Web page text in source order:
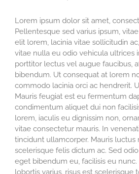
Lorem ipsum dolor sit amet,
Pellentesque sed varius ipsum,
elit lorem, lacinia vitae sollicitudin
vitae nulla eu odio vehicula ultrices
porttitor lectus vel augue faucibus,
bibendum. Ut consequat at lorem
commodo lacinia orci ac hendrerit.
Mauris feugiat est eu fermentum
condimentum aliquet dui non
lorem, iaculis eu dignissim non,
vitae consectetur mauris. In
tincidunt ullamcorper. Mauris luctus
scelerisque felis dictum ac. Sed
eget bibendum eu, facilisis eu nunc.
lobortis varius, risus est scelerisque